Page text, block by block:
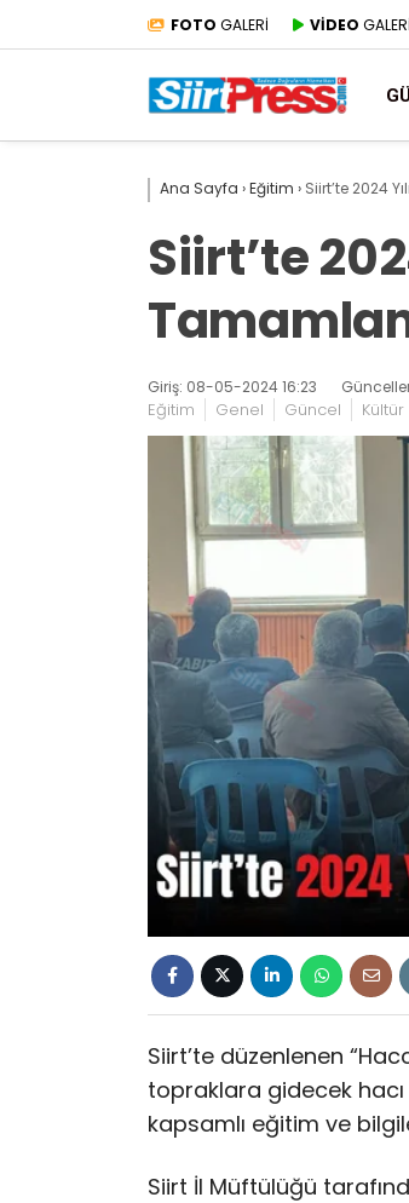
FOTO GALERİ VİDEO GALERİ
Ana Sayfa ›Eğitim › Siirt’te 2024
Siirt’te
Giriş: 08-05-2024 16:23
Eğitim Genel Güncel
Siirt’te düzenlenen
topraklara gidecek
kapsamlı eğitim ve
Siirt İl Müftülüğü